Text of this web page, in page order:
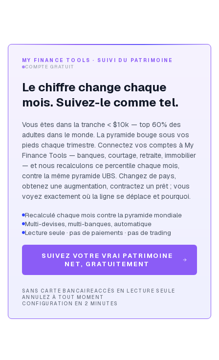
MY FINANCE TOOLS · SUIVI DU PATRIMOINE
COMPTE GRATUIT
Le chiffre change chaque
mois. Suivez-le comme tel.
Vous êtes dans la tranche < $10k — top 60% des
adultes dans le monde. La pyramide bouge sous vos
pieds chaque trimestre. Connectez vos comptes à My
Finance Tools — banques, courtage, retraite, immobilier
— et nous recalculons ce percentile chaque mois,
contre la même pyramide UBS. Changez de pays,
obtenez une augmentation, contractez un prêt ; vous
voyez exactement où la ligne se déplace et pourquoi.
Recalculé chaque mois contre la pyramide mondiale
Multi-devises, multi-banques, automatique
Lecture seule · pas de paiements · pas de trading
SUIVEZ VOTRE VRAI PATRIMOINE
NET, GRATUITEMENT
SANS CARTE BANCAIREACCÈS EN LECTURE SEULE
ANNULEZ À TOUT MOMENT
CONFIGURATION EN 2 MINUTES